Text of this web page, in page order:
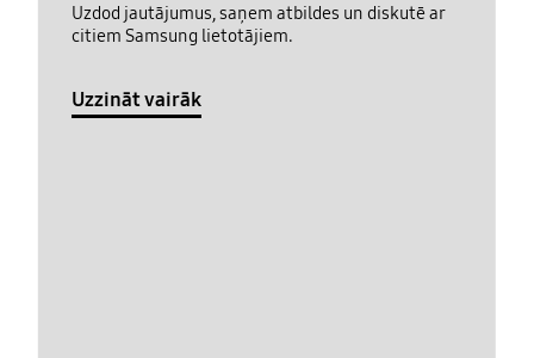
Uzdod jautājumus, saņem atbildes un diskutē ar
citiem Samsung lietotājiem.
Uzzināt vairāk